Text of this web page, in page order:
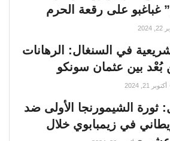
غباغبو على رقعة الحرم
في السنغال: الرهانات
بُعْد بين عثمان سونكو
أكتوبر 21, 2024
ثورة الشيمورنجا الأولى ضد
في زيمبابوي خلال